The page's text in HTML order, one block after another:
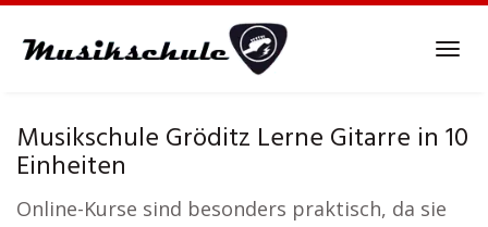
Musikschule Gröditz Lerne Gitarre in 10
Einheiten
Online-Kurse sind besonders praktisch, da sie